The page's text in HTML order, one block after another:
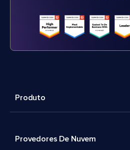
Produto
Provedores De Nuvem